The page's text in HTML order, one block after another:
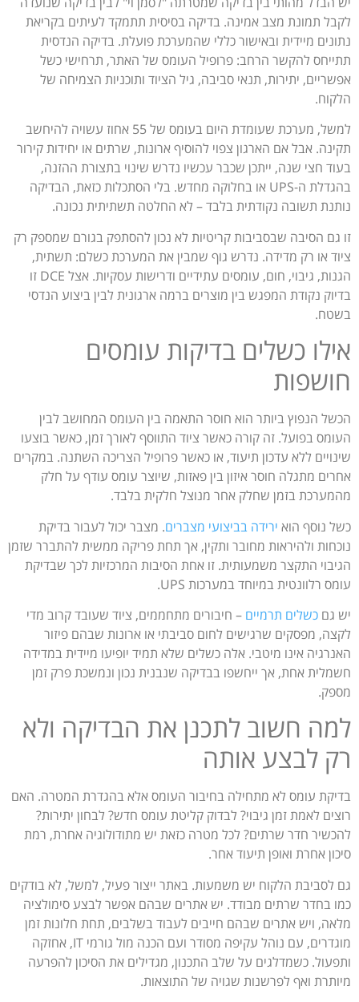
לקבל תמונת מצב אמינה. בדיקה בסיסית תתמקד לעיתים בקריאת
נתונים מיידית ובאישור כללי שהמערכת פועלת. בדיקה הנדסית
תתייחס להקשר הרחב: פרופיל העומס של האתר, תרחישי כשל
אפשריים, יתירות, תנאי סביבה, גיל הציוד ותוכניות הצמיחה של
הלקוח.
למשל, מערכת שעומדת היום בעומס של 55 אחוז עשויה להיחשב
תקינה. אבל אם הארגון צפוי להוסיף ארונות, שרתים או יחידות קירור
בעוד חצי שנה, ייתכן שכבר עכשיו נדרש שינוי בתצורת ההזנה,
בהגדלת ה-UPS או בחלוקה מחדש. בלי הסתכלות כזאת, הבדיקה
נותנת תשובה נקודתית בלבד – לא החלטה תשתיתית נכונה.
זו גם הסיבה שבסביבות קריטיות לא נכון להסתפק בגורם שמספק רק
ציוד או רק מדידה. נדרש גוף שמבין את המערכת כשלם: תשתית,
הגנות, גיבוי, חום, עומסים עתידיים ודרישות עסקיות. אצל DCE זו
בדיוק נקודת המפגש בין מוצרים ברמה ארגונית לבין ביצוע הנדסי
בשטח.
אילו כשלים בדיקות עומסים
חושפות
הכשל הנפוץ ביותר הוא חוסר התאמה בין העומס המחושב לבין
העומס בפועל. זה קורה כאשר ציוד התווסף לאורך זמן, כאשר בוצעו
שינויים ללא עדכון תיעוד, או כאשר פרופיל הצריכה השתנה. במקרים
אחרים מתגלה חוסר איזון בין פאזות, שיוצר עומס עודף על חלק
מהמערכת בזמן שחלק אחר מנוצל חלקית בלבד.
כשל נוסף הוא ירידה בביצועי מצברים. מצבר יכול לעבור בדיקת
נוכחות ולהיראות מחובר ותקין, אך תחת פריקה ממשית להתברר שזמן
הגיבוי התקצר משמעותית. זו אחת הסיבות המרכזיות לכך שבדיקת
עומס רלוונטית במיוחד במערכות UPS.
יש גם כשלים תרמיים – חיבורים מתחממים, ציוד שעובד קרוב מדי
לקצה, מפסקים שרגישים לחום סביבתי או ארונות שבהם פיזור
האנרגיה אינו מיטבי. אלה כשלים שלא תמיד יופיעו מיידית במדידה
חשמלית אחת, אך ייחשפו בבדיקה שנבנית נכון ונמשכת פרק זמן
מספק.
למה חשוב לתכנן את הבדיקה ולא
רק לבצע אותה
בדיקת עומס לא מתחילה בחיבור העומס אלא בהגדרת המטרה. האם
רוצים לאמת זמן גיבוי? לבדוק קליטת עומס חדש? לבחון יתירות?
להכשיר חדר שרתים? לכל מטרה כזאת יש מתודולוגיה אחרת, רמת
סיכון אחרת ואופן תיעוד אחר.
גם לסביבת הלקוח יש משמעות. באתר ייצור פעיל, למשל, לא בודקים
כמו בחדר שרתים מבודד. יש אתרים שבהם אפשר לבצע סימולציה
מלאה, ויש אתרים שבהם חייבים לעבוד בשלבים, תחת חלונות זמן
מוגדרים, עם נוהל עקיפה מסודר ועם הכנה מול גורמי IT, אחזקה
ותפעול. כשמדלגים על שלב התכנון, מגדילים את הסיכון להפרעה
מיותרת ואף לפרשנות שגויה של התוצאות.